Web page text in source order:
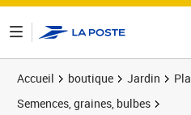
Accueil boutique Jardin
Semences, graines, bulbes